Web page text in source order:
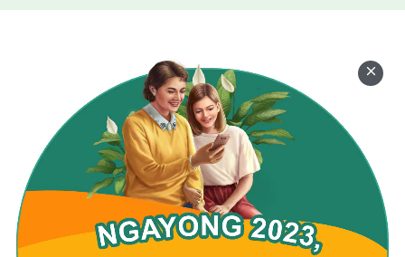
ang sasagot sa atin, at palaging naroon para
mapagkakatiwalaan natin at maaasahan.
Ang ilang materyal sa video na ito ay galing sa:
ESO
NASA
NASA/JPL